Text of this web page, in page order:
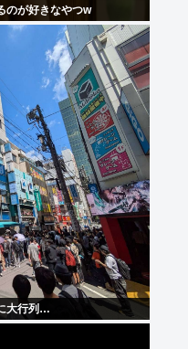
のが好きなやつw
大行列…